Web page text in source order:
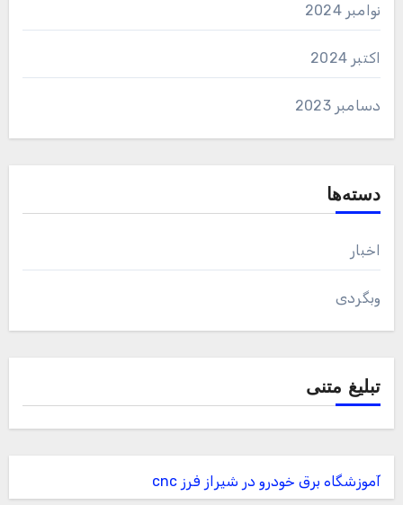
نوامبر 2024
اکتبر 2024
دسامبر 2023
دسته‌ها
اخبار
وبگردی
تبلیغ متنی
آموزشگاه برق خودرو در شیراز فرز cnc